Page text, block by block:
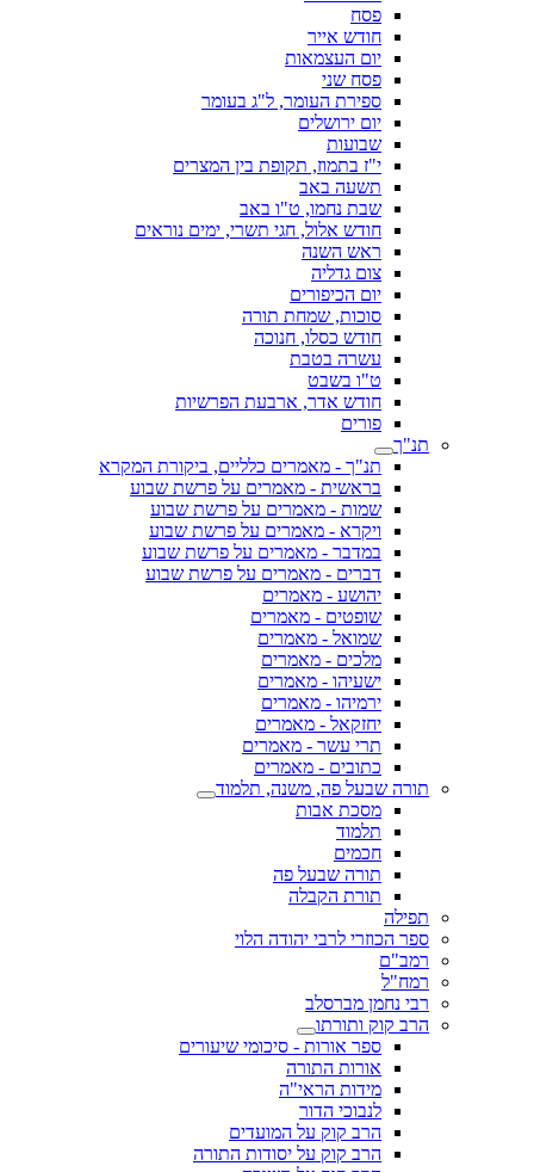
פסח
חודש אייר
יום העצמאות
פסח שני
ספירת העומר, ל"ג בעומר
יום ירושלים
שבועות
י"ז בתמוז, תקופת בין המצרים
תשעה באב
שבת נחמו, ט"ו באב
חודש אלול, חגי תשרי, ימים נוראים
ראש השנה
צום גדליה
יום הכיפורים
סוכות, שמחת תורה
חודש כסלו, חנוכה
עשרה בטבת
ט"ו בשבט
חודש אדר, ארבעת הפרשיות
פורים
תנ"ך
תנ"ך - מאמרים כלליים, ביקורת המקרא
בראשית - מאמרים על פרשת שבוע
שמות - מאמרים על פרשת שבוע
ויקרא - מאמרים על פרשת שבוע
במדבר - מאמרים על פרשת שבוע
דברים - מאמרים על פרשת שבוע
יהושע - מאמרים
שופטים - מאמרים
שמואל - מאמרים
מלכים - מאמרים
ישעיהו - מאמרים
ירמיהו - מאמרים
יחזקאל - מאמרים
תרי עשר - מאמרים
כתובים - מאמרים
תורה שבעל פה, משנה, תלמוד
מסכת אבות
תלמוד
חכמים
תורה שבעל פה
תורת הקבלה
תפילה
ספר הכוזרי לרבי יהודה הלוי
רמב"ם
רמח"ל
רבי נחמן מברסלב
הרב קוק ותורתו
ספר אורות - סיכומי שיעורים
אורות התורה
מידות הראי"ה
לנבוכי הדור
הרב קוק על המועדים
הרב קוק על יסודות התורה